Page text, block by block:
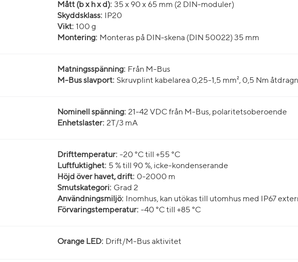
Mått (b x h x d): 35 x 90 x 65 mm (2 DIN-moduler)
Skyddsklass:
IP20
Vikt: 100 g
Montering: Monteras på DIN-skena (DIN 50022) 35 mm
Matningsspänning: Från M-Bus
M-Bus slavport: Skruvplint kabelarea 0,25-1,5 mm², 0,5 Nm
Nominell spänning: 21-42 VDC från M-Bus, polaritetsoberoende
Enhetslaster: 2T/3 mA
Drifttemperatur: -20 °C till +55 °C
Luftfuktighet: 5 % till 90 %, icke-kondenserande
Höjd över havet, drift: 0-2000 m
Smutskategori: Grad 2
Användningsmiljö:
Inomhus, kan utökas till utomhus med IP67
Förvaringstemperatur: -40 °C till +85 °C
Orange LED: Drift/M-Bus aktivitet